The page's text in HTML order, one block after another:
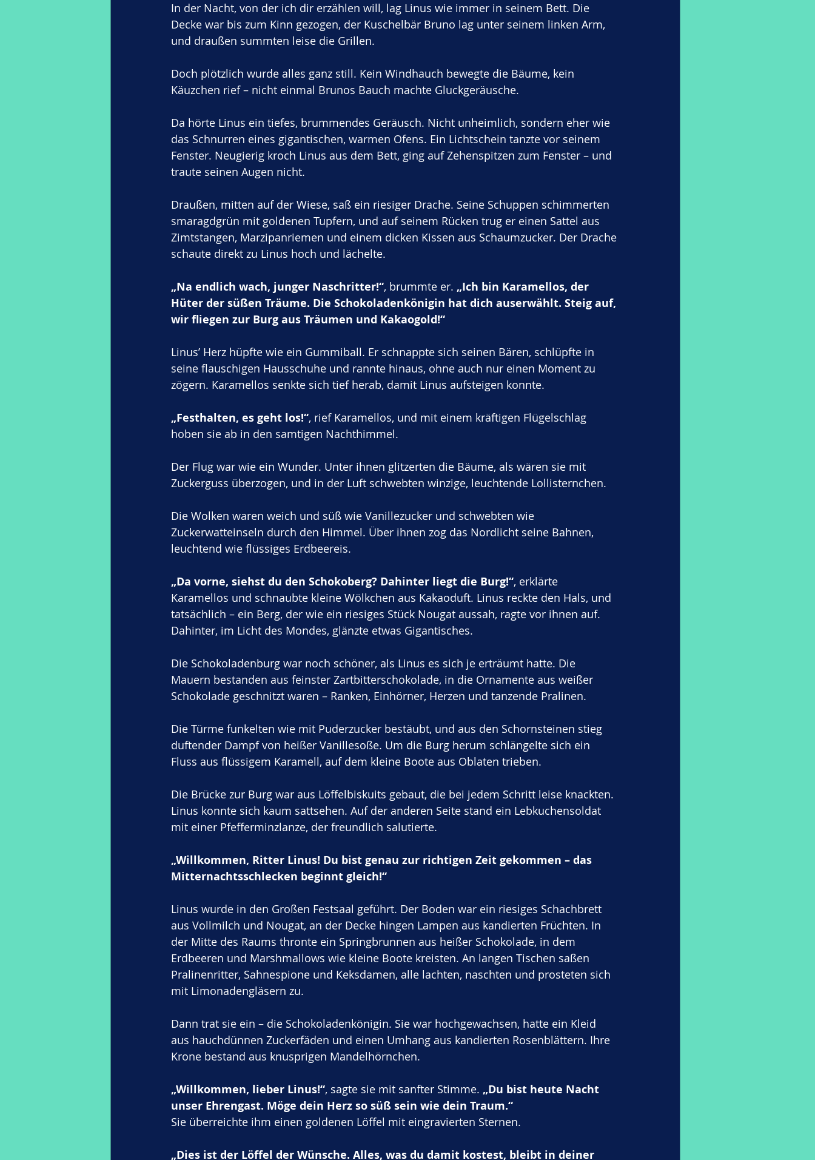
In der Nacht, von der ich dir erzählen will, lag Linus wie immer in seinem Bett. Die
Decke war bis zum Kinn gezogen, der Kuschelbär Bruno lag unter seinem linken Arm,
und draußen summten leise die Grillen.
Doch plötzlich wurde alles ganz still. Kein Windhauch bewegte die Bäume, kein
Käuzchen rief – nicht einmal Brunos Bauch machte Gluckgeräusche.
Da hörte Linus ein tiefes, brummendes Geräusch. Nicht unheimlich, sondern eher wie
das Schnurren eines gigantischen, warmen Ofens. Ein Lichtschein tanzte vor seinem
Fenster. Neugierig kroch Linus aus dem Bett, ging auf Zehenspitzen zum Fenster – und
traute seinen Augen nicht.
Draußen, mitten auf der Wiese, saß ein riesiger Drache. Seine Schuppen schimmerten
smaragdgrün mit goldenen Tupfern, und auf seinem Rücken trug er einen Sattel aus
Zimtstangen, Marzipanriemen und einem dicken Kissen aus Schaumzucker. Der Drache
schaute direkt zu Linus hoch und lächelte.
„Na endlich wach, junger Naschritter!“, brummte er. „Ich bin Karamellos, der
Hüter der süßen Träume. Die Schokoladenkönigin hat dich auserwählt. Steig auf,
wir fliegen zur Burg aus Träumen und Kakaogold!“
Linus’ Herz hüpfte wie ein Gummiball. Er schnappte sich seinen Bären, schlüpfte in
seine flauschigen Hausschuhe und rannte hinaus, ohne auch nur einen Moment zu
zögern. Karamellos senkte sich tief herab, damit Linus aufsteigen konnte.
„Festhalten, es geht los!“, rief Karamellos, und mit einem kräftigen Flügelschlag
hoben sie ab in den samtigen Nachthimmel.
Der Flug war wie ein Wunder. Unter ihnen glitzerten die Bäume, als wären sie mit
Zuckerguss überzogen, und in der Luft schwebten winzige, leuchtende Lollisternchen.
Die Wolken waren weich und süß wie Vanillezucker und schwebten wie
Zuckerwatteinseln durch den Himmel. Über ihnen zog das Nordlicht seine Bahnen,
leuchtend wie flüssiges Erdbeereis.
„Da vorne, siehst du den Schokoberg? Dahinter liegt die Burg!“, erklärte
Karamellos und schnaubte kleine Wölkchen aus Kakaoduft. Linus reckte den Hals, und
tatsächlich – ein Berg, der wie ein riesiges Stück Nougat aussah, ragte vor ihnen auf.
Dahinter, im Licht des Mondes, glänzte etwas Gigantisches.
Die Schokoladenburg war noch schöner, als Linus es sich je erträumt hatte. Die
Mauern bestanden aus feinster Zartbitterschokolade, in die Ornamente aus weißer
Schokolade geschnitzt waren – Ranken, Einhörner, Herzen und tanzende Pralinen.
Die Türme funkelten wie mit Puderzucker bestäubt, und aus den Schornsteinen stieg
duftender Dampf von heißer Vanillesoße. Um die Burg herum schlängelte sich ein
Fluss aus flüssigem Karamell, auf dem kleine Boote aus Oblaten trieben.
Die Brücke zur Burg war aus Löffelbiskuits gebaut, die bei jedem Schritt leise knackten.
Linus konnte sich kaum sattsehen. Auf der anderen Seite stand ein Lebkuchensoldat
mit einer Pfefferminzlanze, der freundlich salutierte.
„Willkommen, Ritter Linus! Du bist genau zur richtigen Zeit gekommen – das
Mitternachtsschlecken beginnt gleich!“
Linus wurde in den Großen Festsaal geführt. Der Boden war ein riesiges Schachbrett
aus Vollmilch und Nougat, an der Decke hingen Lampen aus kandierten Früchten. In
der Mitte des Raums thronte ein Springbrunnen aus heißer Schokolade, in dem
Erdbeeren und Marshmallows wie kleine Boote kreisten. An langen Tischen saßen
Pralinenritter, Sahnespione und Keksdamen, alle lachten, naschten und prosteten sich
mit Limonadengläsern zu.
Dann trat sie ein – die Schokoladenkönigin. Sie war hochgewachsen, hatte ein Kleid
aus hauchdünnen Zuckerfäden und einen Umhang aus kandierten Rosenblättern. Ihre
Krone bestand aus knusprigen Mandelhörnchen.
„Willkommen, lieber Linus!“, sagte sie mit sanfter Stimme. „Du bist heute Nacht
unser Ehrengast. Möge dein Herz so süß sein wie dein Traum.“
Sie überreichte ihm einen goldenen Löffel mit eingravierten Sternen.
„Dies ist der Löffel der Wünsche. Alles, was du damit kostest, bleibt in deiner